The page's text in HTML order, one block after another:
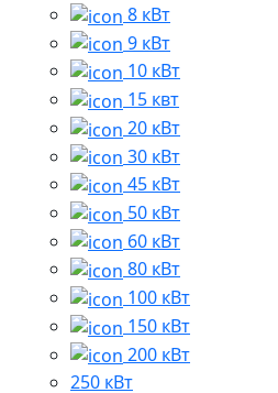
8 кВт
9 кВт
10 кВт
15 квт
20 кВт
30 кВт
45 кВт
50 кВт
60 кВт
80 кВт
100 кВт
150 кВт
200 кВт
250 кВт